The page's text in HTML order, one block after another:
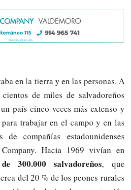
en la tierra y en las personas. A
de miles de salvadoreños
país cinco veces más extenso y
trabajar en el campo y en las
de compañías estadounidenses
Hacia 1969 vivían en
300.000 salvadoreños, que
del 20 % de los peones rurales